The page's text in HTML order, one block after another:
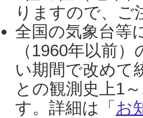
りますので、ご
全国の気象台等
（1960年以前
い期間で改めて
との観測史上1
す。詳細は「 お